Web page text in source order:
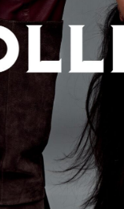
house’s vibrant Italian